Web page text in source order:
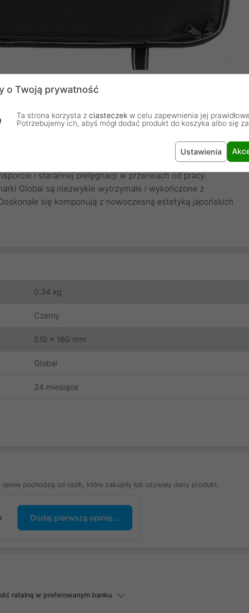
Global G-668/10
przedmiotów w życiu kucharza, wymagają więc
i starannej pielęgnacji w przerwach od pracy.
Global są niezwykle wytrzymałe i wykończone z
się komponują z nowoczesną estetyką japońskich
0.34 kg
Czarny
510 x 160 mm
Global
24 miesiące
pochodzą od osób, które zakupiły lub używały dany produkt.
Dodaj pierwszą opinię...
ratalną w preferowanym banku
o Twoją prywatność
Ta strona korzysta z ciasteczek w celu zapewnienia jej
Potrzebujemy ich, abyś mógł dodać produkt do koszyka albo się
Ustawienia